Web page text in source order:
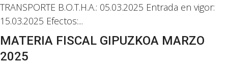
TRANSPORTE B.O.T.H.A.: 05.03.2025 Entrada en vigor:
15.03.2025 Efectos:...
MATERIA FISCAL GIPUZKOA MARZO
2025